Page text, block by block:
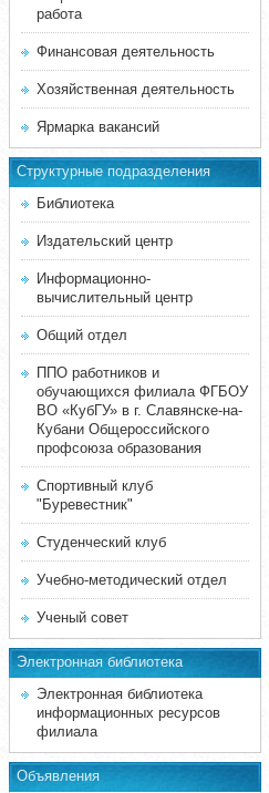
работа
Финансовая деятельность
Хозяйственная деятельность
Ярмарка вакансий
Структурные подразделения
Библиотека
Издательский центр
Информационно-
вычислительный центр
Общий отдел
ППО работников и
обучающихся филиала ФГБОУ
ВО «КубГУ» в г. Славянске-на-
Кубани Общероссийского
профсоюза образования
Спортивный клуб
"Буревестник"
Студенческий клуб
Учебно-методический отдел
Ученый совет
Электронная библиотека
Электронная библиотека
информационных ресурсов
филиала
Объявления